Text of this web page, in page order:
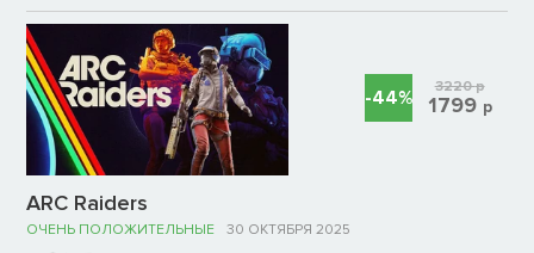
ARC Raiders
ОЧЕНЬ ПОЛОЖИТЕЛЬНЫЕ 30 ОКТЯБРЯ 2025
-44% 3220р
1799 р